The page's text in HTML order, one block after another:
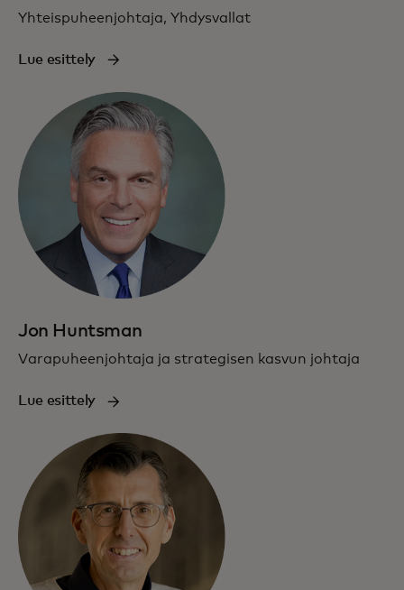
Yhteispuheenjohtaja, Yhdysvallat
Lue esittely
Jon Huntsman
Varapuheenjohtaja ja strategisen kasvun johtaja
Lue esittely